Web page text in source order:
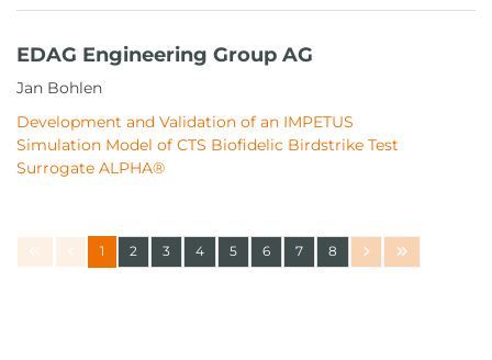
EDAG Engineering Group AG
Jan Bohlen
Development and Validation of an IMPETUS
Simulation Model of CTS Biofidelic Birdstrike Test
Surrogate ALPHA®
1 2 3 4 5 6 7 8